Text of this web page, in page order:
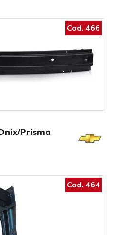
Cod. 466
Prisma
Cod. 464